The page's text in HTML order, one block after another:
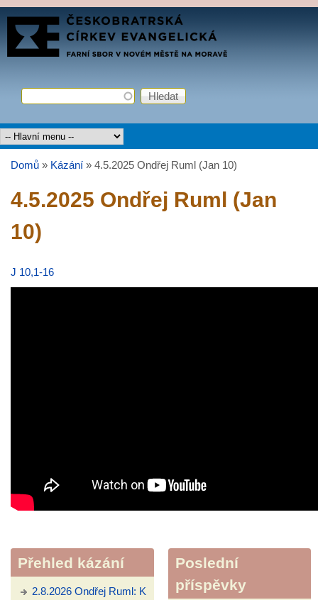
Přejít k hlavnímu obsahu
FARNÍ
SBOR
Vyhledávání
Hledat
Hlavní menu
Domů » Kázání » 4.5.2025 Ondřej Ruml (Jan 10)
4.5.2025 Ondřej Ruml (Jan
10)
J 10,1-16
Přehled kázání
2.8.2026 Ondřej Ruml: K
Poslední
příspěvky